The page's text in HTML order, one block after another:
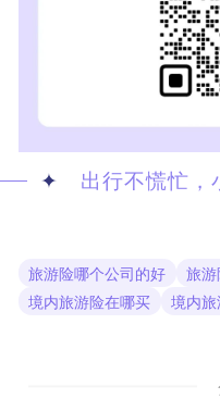
✦ 出行不慌忙，
旅游险哪个公司的好
旅
境内旅游险在哪买
境内